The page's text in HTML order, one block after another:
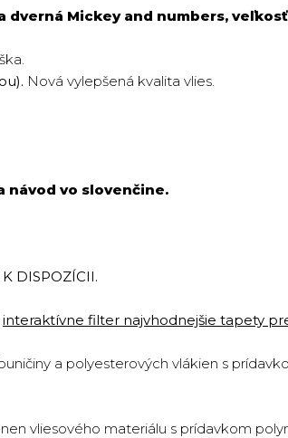
dverná Mickey and numbers,
Nová vylepšená kvalita vlies.
návod vo slovenčine.
DISPOZÍCII.
interaktívne filter najvhodnejšie tapety
a polyesterových vlákien s
vliesového materiálu s prídavkom